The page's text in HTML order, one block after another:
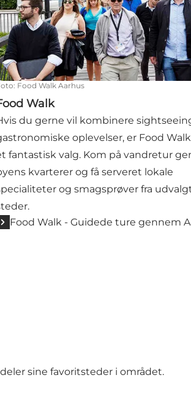
: Food Walk Aarhus
Walk
du gerne vil kombinere
oplevelser, er Food
fantastisk valg. Kom på vandretur
kvarterer og få serveret lokale
og smagsprøver fra
Food Walk - Guidede ture gennem
sine favoritsteder i området.